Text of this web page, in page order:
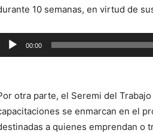
10 semanas, en virtud de
00:00
otra parte, el Seremi del
se enmarcan en el
a quienes emprendan o